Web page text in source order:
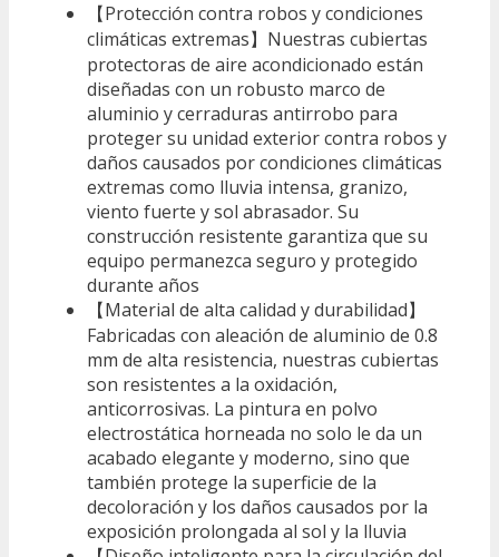
【Protección contra robos y condiciones
climáticas extremas】Nuestras cubiertas
protectoras de aire acondicionado están
diseñadas con un robusto marco de
aluminio y cerraduras antirrobo para
proteger su unidad exterior contra robos y
daños causados por condiciones climáticas
extremas como lluvia intensa, granizo,
viento fuerte y sol abrasador. Su
construcción resistente garantiza que su
equipo permanezca seguro y protegido
durante años
【Material de alta calidad y durabilidad】
Fabricadas con aleación de aluminio de 0.8
mm de alta resistencia, nuestras cubiertas
son resistentes a la oxidación,
anticorrosivas. La pintura en polvo
electrostática horneada no solo le da un
acabado elegante y moderno, sino que
también protege la superficie de la
decoloración y los daños causados por la
exposición prolongada al sol y la lluvia